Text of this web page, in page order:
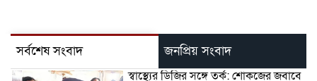
সর্বশেষ সংবাদ জনপ্রিয় সংবাদ
স্বাস্থ্যের ডিজির সঙ্গে তর্ক: শোকজের জবাবে